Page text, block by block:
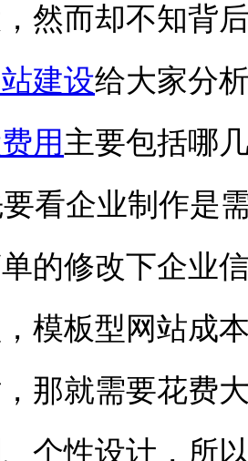
然而却不知背
建设给大家分
用 主要包括哪
看企业制作是
的修改下企业
模板型网站成
那就需要花费
个性设计，所